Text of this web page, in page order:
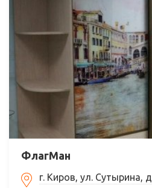
ФлагМан
г. Киров, ул. Сутырина,